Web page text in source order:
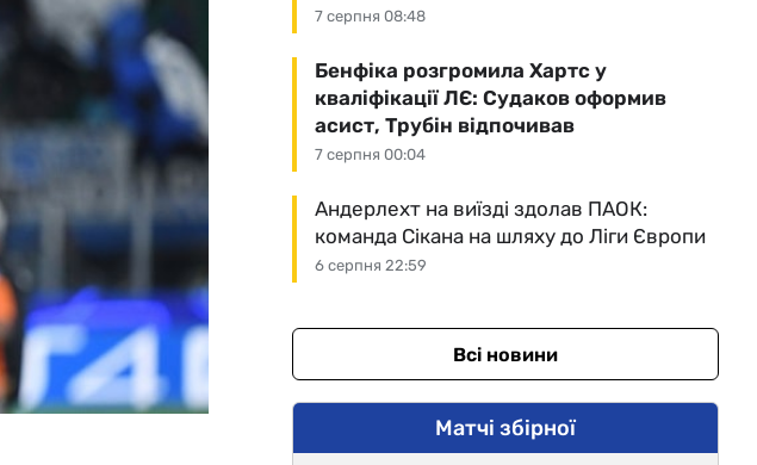
7 серпня 08:48
7 серпня 00:04
Бенфіка розгромила Хартс у
кваліфікації ЛЄ: Судаков оформив
асист, Трубін відпочивав
6 серпня 22:59
Андерлехт на виїзді здолав ПАОК:
команда Сікана на шляху до Ліги Європи
Всі новини
Матчі збірної